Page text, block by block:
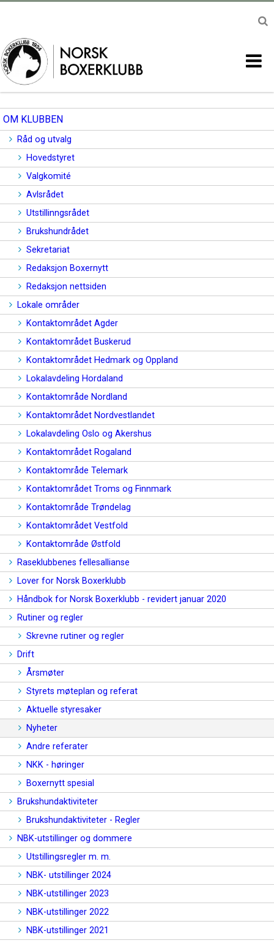
OM KLUBBEN
Råd og utvalg
Hovedstyret
Valgkomité
Avlsrådet
Utstillinngsrådet
Brukshundrådet
Sekretariat
Redaksjon Boxernytt
Redaksjon nettsiden
Lokale områder
Kontaktområdet Agder
Kontaktområdet Buskerud
Kontaktområdet Hedmark og Oppland
Lokalavdeling Hordaland
Kontaktområde Nordland
Kontaktområdet Nordvestlandet
Lokalavdeling Oslo og Akershus
Kontaktområdet Rogaland
Kontaktområde Telemark
Kontaktområdet Troms og Finnmark
Kontaktområde Trøndelag
Kontaktområdet Vestfold
Kontaktområde Østfold
Raseklubbenes fellesallianse
Lover for Norsk Boxerklubb
Håndbok for Norsk Boxerklubb - revidert januar 2020
Rutiner og regler
Skrevne rutiner og regler
Drift
Årsmøter
Styrets møteplan og referat
Aktuelle styresaker
Nyheter
Andre referater
NKK - høringer
Boxernytt spesial
Brukshundaktiviteter
Brukshundaktiviteter - Regler
NBK-utstillinger og dommere
Utstillingsregler m. m.
NBK- utstillinger 2024
NBK-utstillinger 2023
NBK-utstillinger 2022
NBK-utstillinger 2021